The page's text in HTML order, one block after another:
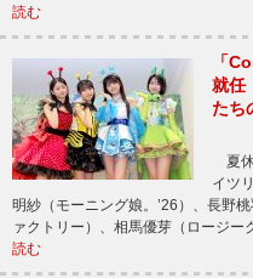
読む
「
就任
たち
夏休
イツ
明紗（モーニング娘。’26）、長野
ァクトリー）、相馬優芽（ロージ
読む